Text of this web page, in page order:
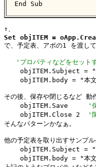
End Sub
Set objITEM =
で、予定表、アポの1 を渡して
'プロパティなどをセットす
objITEM.Subject = "
objITEM.body = "本文
その後、保存や閉じるなど 動
    objITEM.Save
'
    objITEM.Close 2
'
そんなパターンかなぁ。
他の予定表を取り出すサンプル
objITEM.Subject = "
objITEM.body = "本文